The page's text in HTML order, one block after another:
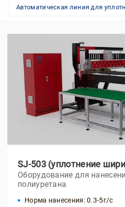
Автоматическая линия для
SJ-503 (уплотнение
Оборудование для
полиуретана
Норма нанесения: 0.3-5г/с